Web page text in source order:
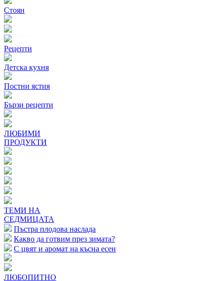
Стоян
Рецепти
Детска кухня
Постни ястия
Бързи рецепти
ЛЮБИМИ
ПРОДУКТИ
ТЕМИ НА
СЕДМИЦАТА
Пъстра плодова наслада
Какво да готвим през зимата?
С цвят и аромат на късна есен
ЛЮБОПИТНО